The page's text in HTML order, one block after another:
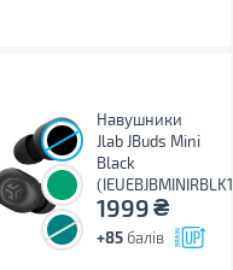
Навушники
Jlab JBuds Mini
Black
1999₴
+85 балів